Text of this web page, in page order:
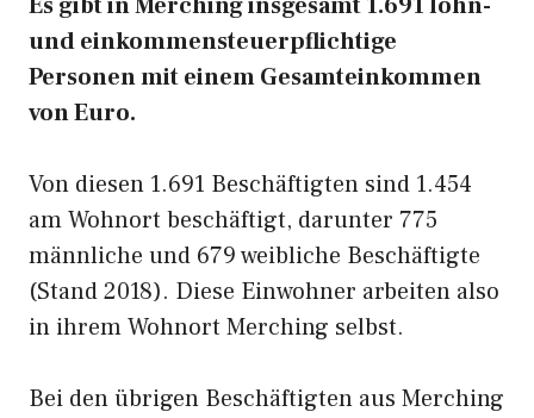
und einkommensteuerpflichtige
Personen mit einem Gesamteinkommen
von Euro.
Von diesen 1.691 Beschäftigten sind 1.454
am Wohnort beschäftigt, darunter 775
männliche und 679 weibliche Beschäftigte
(Stand 2018). Diese Einwohner arbeiten also
in ihrem Wohnort Merching selbst.
Bei den übrigen Beschäftigten aus Merching